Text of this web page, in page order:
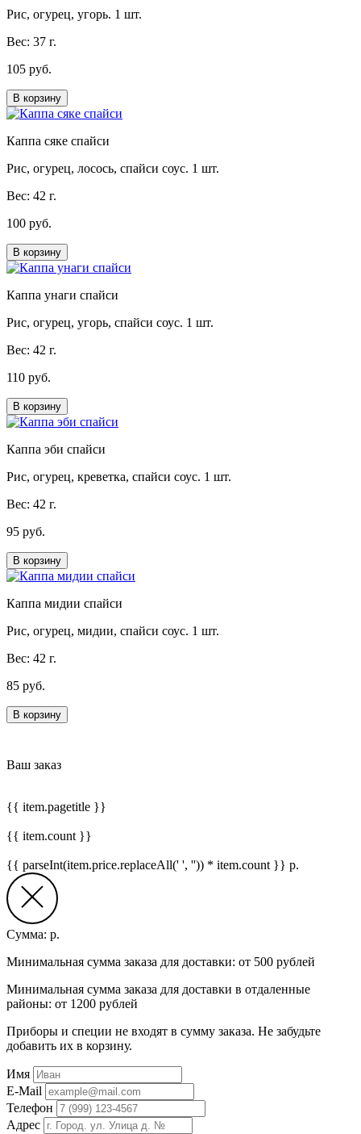
Рис, огурец, угорь. 1 шт.
Вес: 37 г.
105 руб.
В корзину
Каппа сяке спайси
Рис, огурец, лосось, спайси соус. 1 шт.
Вес: 42 г.
100 руб.
В корзину
Каппа унаги спайси
Рис, огурец, угорь, спайси соус. 1 шт.
Вес: 42 г.
110 руб.
В корзину
Каппа эби спайси
Рис, огурец, креветка, спайси соус. 1 шт.
Вес: 42 г.
95 руб.
В корзину
Каппа мидии спайси
Рис, огурец, мидии, спайси соус. 1 шт.
Вес: 42 г.
85 руб.
В корзину
Ваш заказ
{{ item.pagetitle }}
{{ item.count }}
{{ parseInt(item.price.replaceAll(' ', '')) * item.count }} р.
Сумма: р.
Минимальная сумма заказа для доставки: от 500 рублей
Минимальная сумма заказа для доставки в отдаленные
районы: от 1200 рублей
Приборы и специи не входят в сумму заказа. Не забудьте
добавить их в корзину.
Имя
E-Mail
Телефон
Адрес